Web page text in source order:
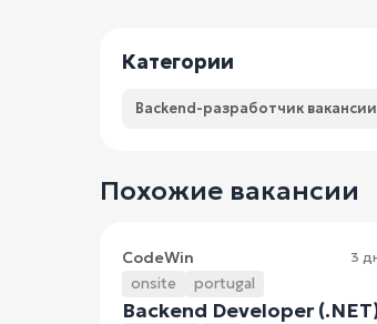
Категории
Backend-разработчик вакансии
Похожие вакансии
CodeWin 3
onsite portugal
Backend Developer